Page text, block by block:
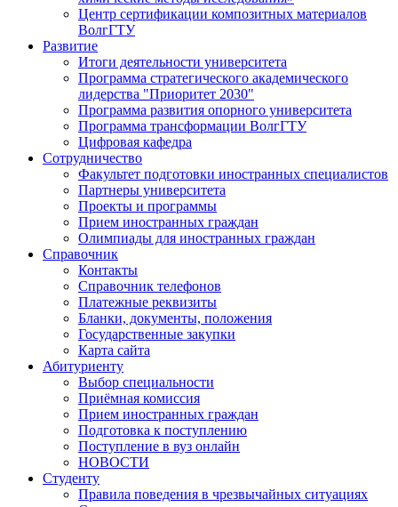
Центр сертификации композитных материалов
ВолгГТУ
Развитие
Итоги деятельности университета
Программа стратегического академического
лидерства "Приоритет 2030"
Программа развития опорного университета
Программа трансформации ВолгГТУ
Цифровая кафедра
Сотрудничество
Факультет подготовки иностранных специалистов
Партнеры университета
Проекты и программы
Прием иностранных граждан
Олимпиады для иностранных граждан
Справочник
Контакты
Справочник телефонов
Платежные реквизиты
Бланки, документы, положения
Государственные закупки
Карта сайта
Абитуриенту
Выбор специальности
Приёмная комиссия
Прием иностранных граждан
Подготовка к поступлению
Поступление в вуз онлайн
НОВОСТИ
Студенту
Правила поведения в чрезвычайных ситуациях